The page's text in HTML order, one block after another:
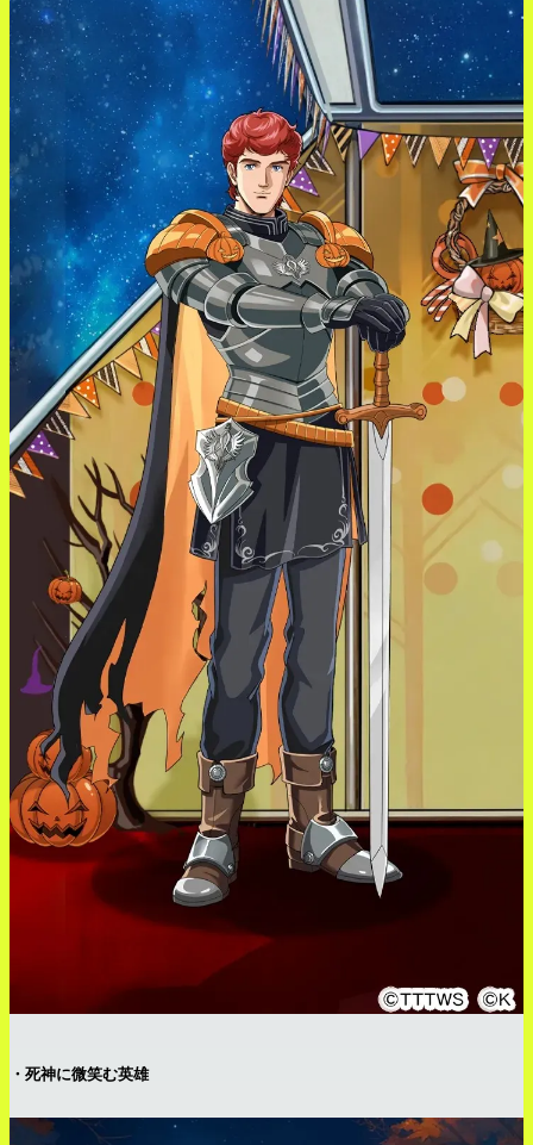
・死神に微笑む英雄